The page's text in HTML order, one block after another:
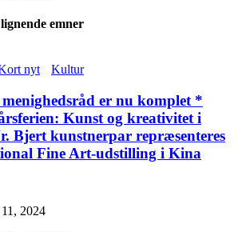
emner
nyt Kultur
er nu komplet *
Kunst og kreativitet i
Bjert kunstnerpar repræsenteres
Fine Art-udstilling i Kina
2024